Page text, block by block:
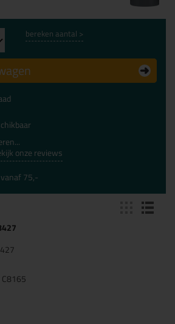
bereken aantal >
onze reviews
75,-